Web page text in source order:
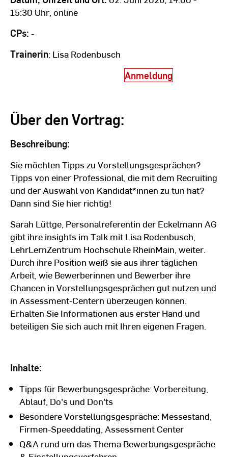
15:30 Uhr, online
CPs: -
Trainerin: Lisa Rodenbusch
Anmeldung
Über den Vortrag:
Beschreibung:
Sie möchten Tipps zu Vorstellungsgesprächen?
Tipps von einer Professional, die mit dem Recruiting
und der Auswahl von Kandidat*innen zu tun hat?
Dann sind Sie hier richtig!
Sarah Lüttge, Personalreferentin der Eckelmann AG
gibt ihre insights im Talk mit Lisa Rodenbusch,
LehrLernZentrum Hochschule RheinMain, weiter.
Durch ihre Position weiß sie aus ihrer täglichen
Arbeit, wie Bewerberinnen und Bewerber ihre
Chancen in Vorstellungsgesprächen gut nutzen und
in Assessment-Centern überzeugen können.
Erhalten Sie Informationen aus erster Hand und
beteiligen Sie sich auch mit Ihren eigenen Fragen.
Inhalte:
Tipps für Bewerbungsgespräche: Vorbereitung,
Ablauf, Do's und Don'ts
Besondere Vorstellungsgespräche: Messestand,
Firmen-Speeddating, Assessment Center
Q&A rund um das Thema Bewerbungsgespräche